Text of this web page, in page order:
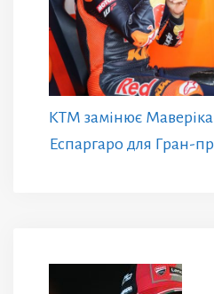
KTM замінює
Еспаргаро для Гран-